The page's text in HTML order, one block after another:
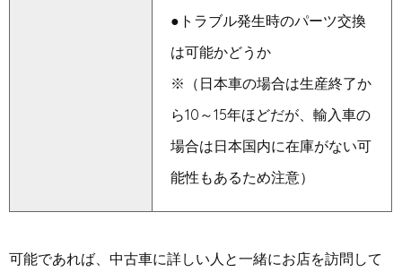
●トラブル発生時のパーツ交換
は可能かどうか
※（日本車の場合は生産終了か
ら10～15年ほどだが、輸入車の
場合は日本国内に在庫がない可
能性もあるため注意）
可能であれば、中古車に詳しい人と一緒にお店を訪問して